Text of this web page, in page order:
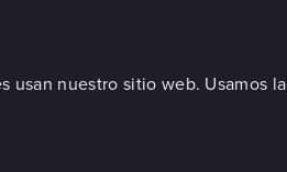
nuestro sitio web. Usamos